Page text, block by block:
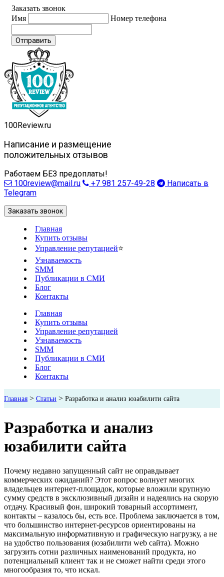
Заказать звонок
Имя
Номер телефона
Отправить
100Review.ru
Написание и размещение
положительных отзывов
Работаем БЕЗ предоплаты!
100review@mail.ru
+7 981 257-49-28
Написать в
Telegram
Заказать звонок
Главная
Купить отзывы
Управление репутацией⭐
Узнаваемость
SMM
Публикации в СМИ
Блог
Контакты
Главная
Купить отзывы
Управление репутацией
Узнаваемость
SMM
Публикации в СМИ
Блог
Контакты
Главная > Статьи > Разработка и анализ юзабилити сайта
Разработка и анализ
юзабилити сайта
Почему недавно запущенный сайт не оправдывает
коммерческих ожиданий? Этот вопрос волнует многих
владельцев интернет-площадок, которые вложили крупную
сумму средств в эксклюзивный дизайн и надеялись на скорую
отдачу. Красивый фон, широкий товарный ассортимент,
контакты – казалось бы, есть все. Проблема заключается в том,
что большинство интернет-ресурсов ориентированы на
максимальную информативную и графическую нагрузку, а не
на удобство пользования (юзабилити web сайта). Можно
загрузить сотни различных наименований продукта, но
потенциальный клиент так и не сможет найти среди этого
многообразия то, что искал.